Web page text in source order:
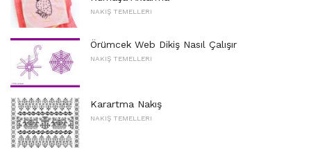
NAKIŞ TEMELLERI
Örümcek Web Dikiş Nasıl Çalışır
NAKIŞ TEMELLERI
Karartma Nakış
NAKIŞ TEMELLERI